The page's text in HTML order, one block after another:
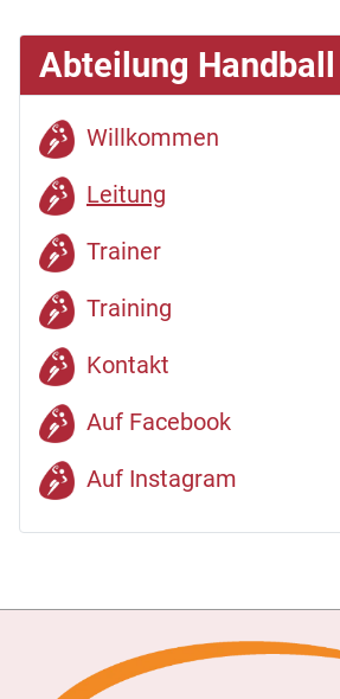
Abteilung Handball
Willkommen
Leitung
Trainer
Training
Kontakt
Auf Facebook
Auf Instagram